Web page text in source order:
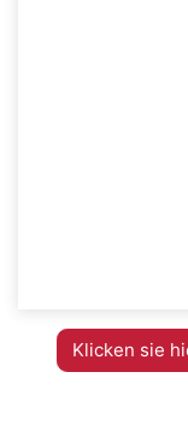
Klicken sie